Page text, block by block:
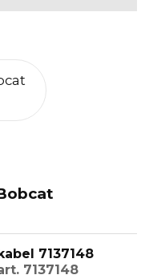
kabel 7137148
7137148